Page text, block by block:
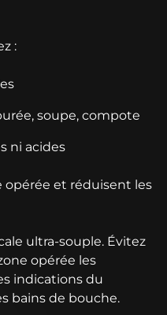
:
soupe, compote
ni acides
opérée et réduisent les
ultra-souple. Évitez
opérée les
indications du
bains de bouche.